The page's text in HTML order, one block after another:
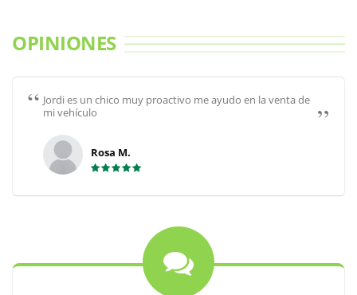
OPINIONES
Jordi es un chico muy proactivo me ayudo en la venta de
mi vehículo
Rosa M.